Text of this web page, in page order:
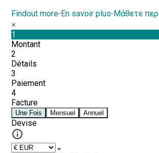
Findout more-En savoir plus-Μάθετε